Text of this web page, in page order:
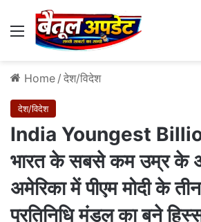
Menu
Home / देश/विदेश
देश/विदेश
India Youngest
भारत के सबसे कम उम्र के
अमेरिका में पीएम मोदी के
प्रतिनिधि मंडल का बने